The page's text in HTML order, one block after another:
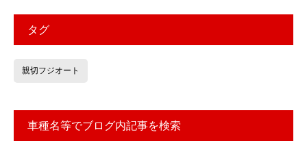
タグ
親切フジオート
車種名等でブログ内記事を検索